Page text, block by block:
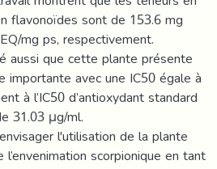
flavonoïdes sont de 153.6 mg
mg ps, respectivement.
aussi que cette plante présente
importante avec une IC50 égale à
à l’IC50 d’antioxydant standard
31.03 μg/ml.
l'utilisation de la plante
scorpionique en tant